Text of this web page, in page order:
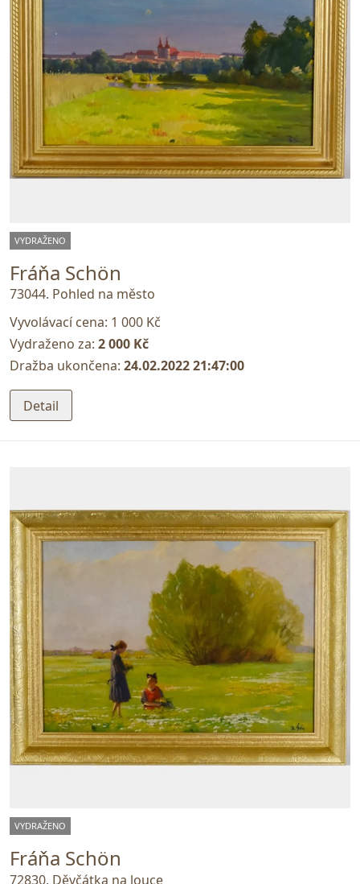
VYDRAŽENO
Fráňa Schön
73044. Pohled na město
Vyvolávací cena: 1 000 Kč
Vydraženo za: 2 000 Kč
Dražba ukončena: 24.02.2022 21:47:00
Detail
VYDRAŽENO
Fráňa Schön
72830. Děvčátka na louce